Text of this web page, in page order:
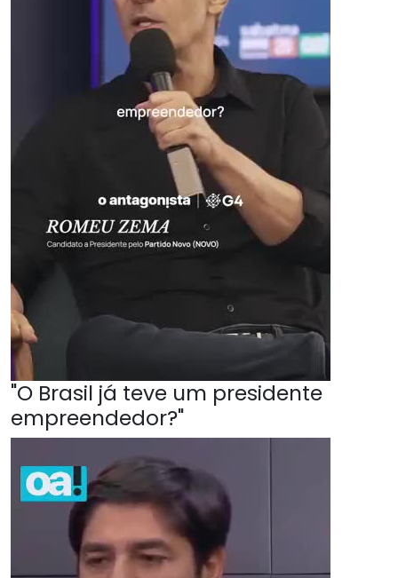
"O Brasil já teve um presidente
empreendedor?"